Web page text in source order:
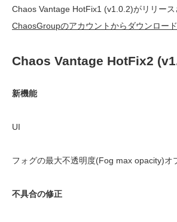
Chaos Vantage HotFix1 (v1.0.2)がリリース
ChaosGroupのアカウントからダウンロード
Chaos Vantage HotFix2
新機能
UI
フォグの最大不透明度(Fog max opacity)オ
不具合の修正